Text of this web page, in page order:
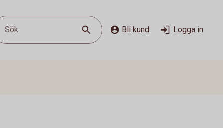
Sök Bli kund Logga in